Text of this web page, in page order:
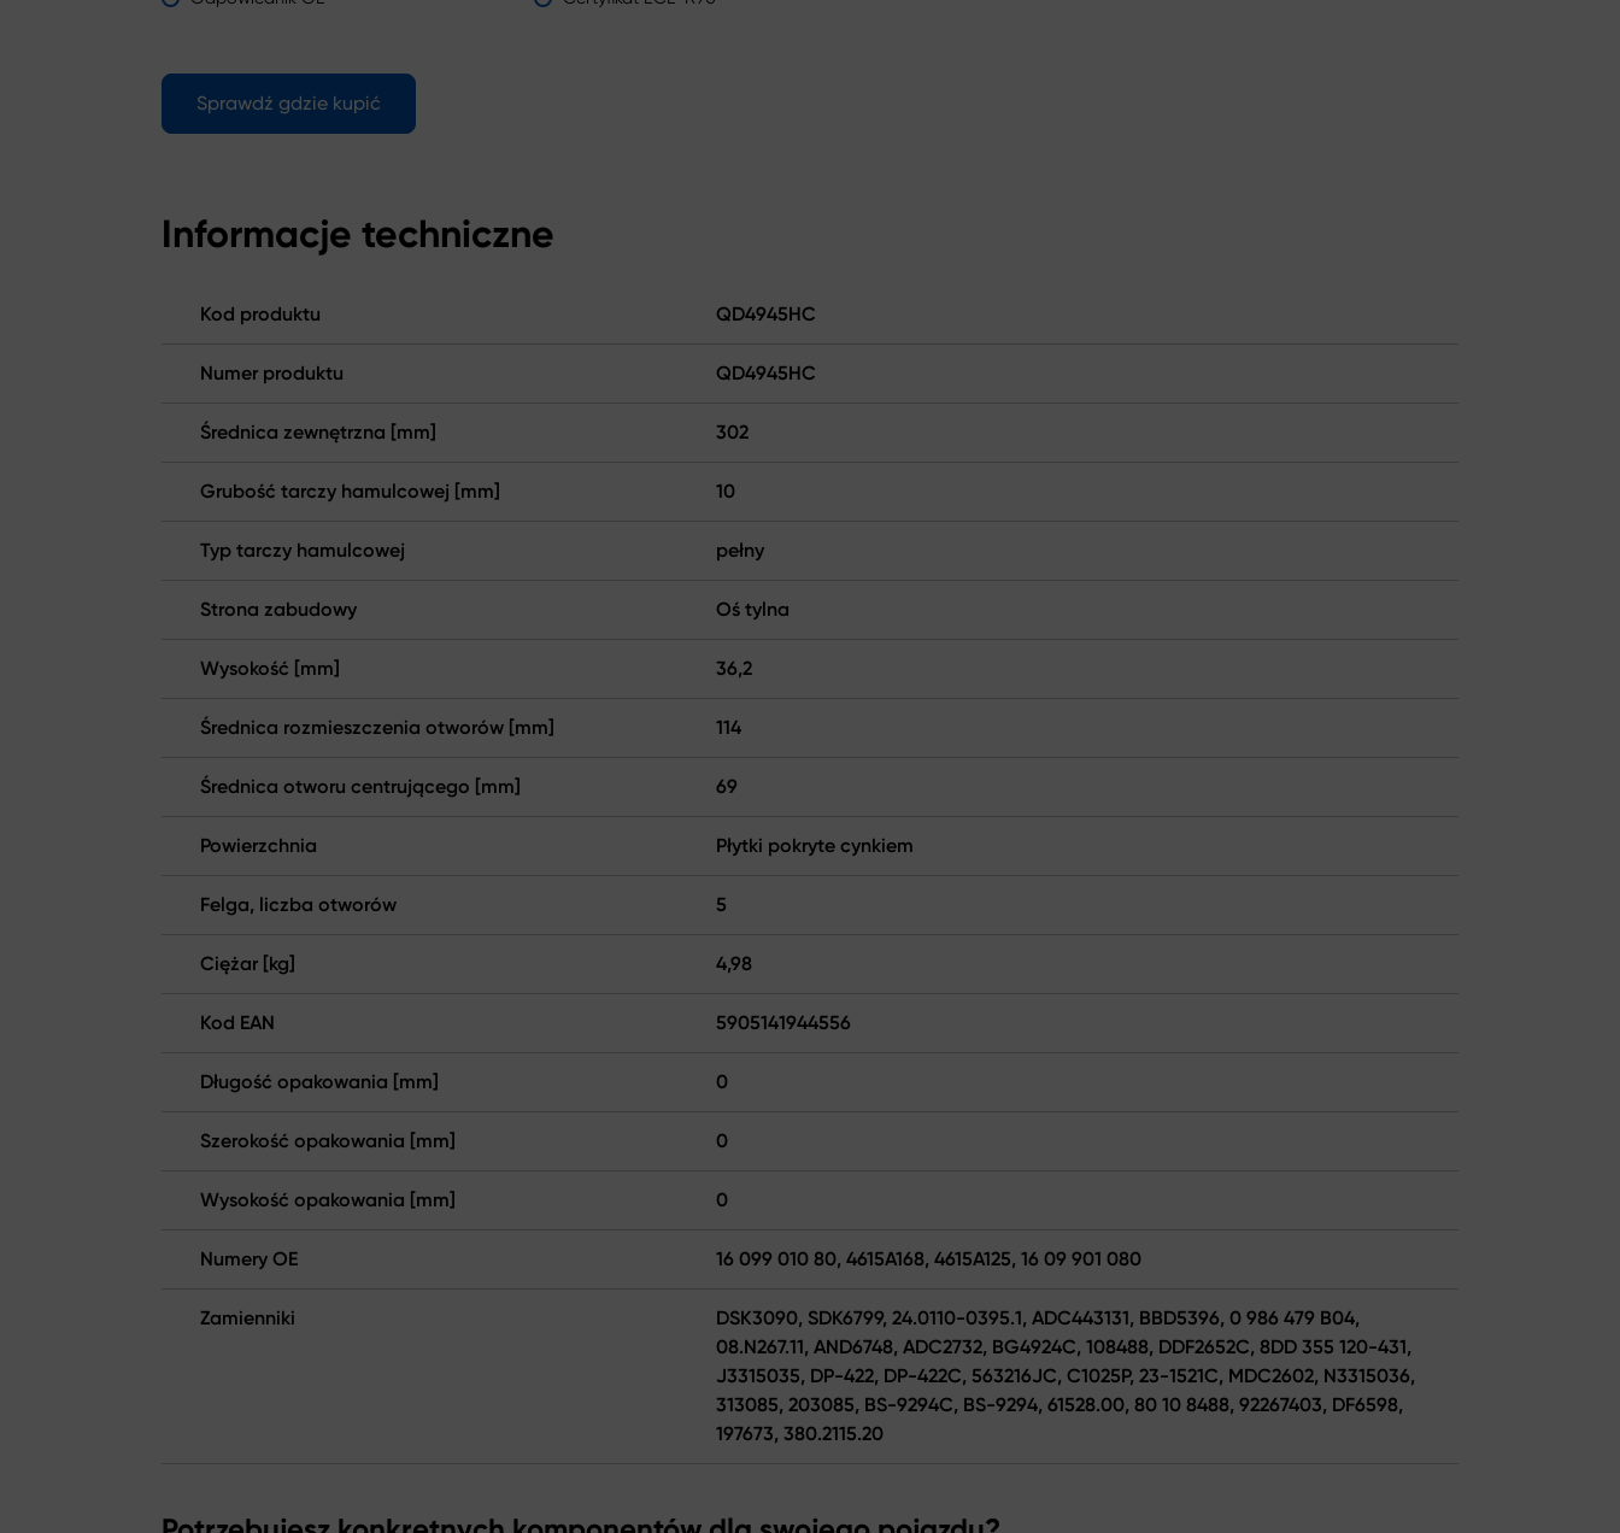
Sprawdź gdzie kupić
Informacje techniczne
Kod produktu QD4945HC
Numer produktu QD4945HC
Średnica zewnętrzna [mm] 302
Grubość tarczy hamulcowej [mm] 10
Typ tarczy hamulcowej pełny
Strona zabudowy Oś tylna
Wysokość [mm] 36,2
Średnica rozmieszczenia otworów [mm] 114
Średnica otworu centrującego [mm] 69
Powierzchnia Płytki pokryte cynkiem
Felga, liczba otworów 5
Ciężar [kg] 4,98
Kod EAN 5905141944556
Długość opakowania [mm] 0
Szerokość opakowania [mm] 0
Wysokość opakowania [mm] 0
Numery OE 16 099 010 80, 4615A168, 4615A125, 16 09 901 080
Zamienniki
DSK3090, SDK6799, 24.0110-0395.1, ADC443131, BBD5396, 0 986 479 B04,
08.N267.11, AND6748, ADC2732, BG4924C, 108488, DDF2652C, 8DD 355 120-431,
J3315035, DP-422, DP-422C, 563216JC, C1025P, 23-1521C, MDC2602, N3315036,
313085, 203085, BS-9294C, BS-9294, 61528.00, 80 10 8488, 92267403, DF6598,
197673, 380.2115.20